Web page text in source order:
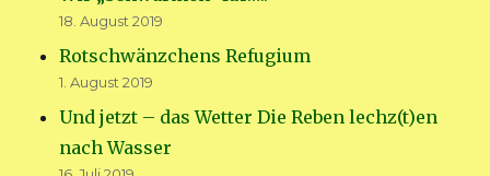
18. August 2019
Rotschwänzchens Refugium
1. August 2019
Und jetzt – das Wetter Die Reben lechz(t)en
nach Wasser